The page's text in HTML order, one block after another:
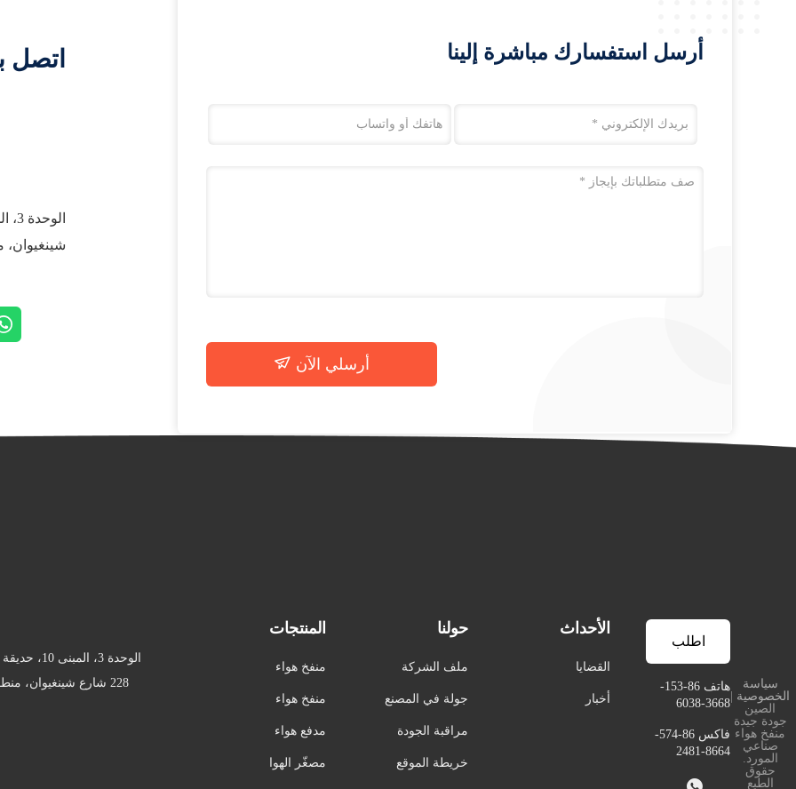
اتصل
شينغيوان،
أرسل استفسارك مباشرة إلينا
أرسلي الآن
الوحدة 3،
228 شارع شينغيوان،
المنتجات
منفخ هواء
منفخ هواء
مدفع هواء
CPAP
مصغّر الهوا
حولنا
ملف الشركة
جولة في المصنع
مراقبة الجودة
خريطة الموقع
الأحداث
القضايا
أخبار
اطلب
اقتباس هاتف 86-153-
3668-6038
فاكس 86-574-
8664-2481
سياسة
الخصوصية
الصين
جودة جيدة
منفخ هواء
صناعي
المورد.
حقوق
الطبع